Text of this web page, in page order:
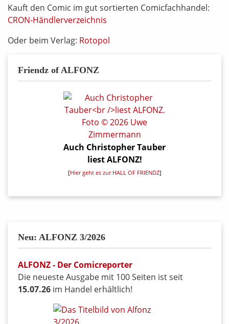
Kauft den Comic im gut sortierten Comicfachhandel:
CRON-Händlerverzeichnis
Oder beim Verlag: Rotopol
Friendz of ALFONZ
Auch Christopher Tauber
liest ALFONZ!
[Hier geht es zur HALL OF FRIENDZ]
Neu: ALFONZ 3/2026
ALFONZ - Der Comicreporter
Die neueste Ausgabe mit 100 Seiten ist seit
15.07.26 im Handel erhältlich!